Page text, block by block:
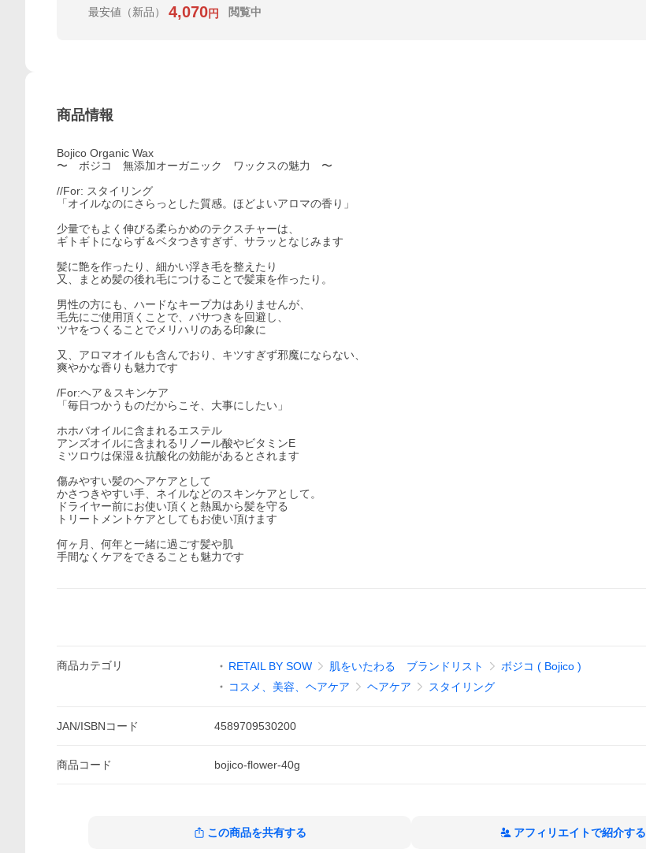
最安値 （新品） 4,070円 閲覧中
商品情報
Bojico Organic Wax
〜 ボジコ 無添加オーガニック ワックスの魅力 〜
//For: スタイリング
「オイルなのにさらっとした質感。ほどよいアロマの香り」
少量でもよく伸びる柔らかめのテクスチャーは、
ギトギトにならず＆ベタつきすぎず、サラッとなじみます
髪に艶を作ったり、細かい浮き毛を整えたり
又、まとめ髪の後れ毛につけることで髪束を作ったり。
男性の方にも、ハードなキープ力はありませんが、
毛先にご使用頂くことで、パサつきを回避し、
ツヤをつくることでメリハリのある印象に
又、アロマオイルも含んでおり、キツすぎず邪魔にならない、
爽やかな香りも魅力です
/For:ヘア＆スキンケア
「毎日つかうものだからこそ、大事にしたい」
ホホバオイルに含まれるエステル
アンズオイルに含まれるリノール酸やビタミンE
ミツロウは保湿＆抗酸化の効能があるとされます
傷みやすい髪のヘアケアとして
かさつきやすい手、ネイルなどのスキンケアとして。
ドライヤー前にお使い頂くと熱風から髪を守る
トリートメントケアとしてもお使い頂けます
何ヶ月、何年と一緒に過ごす髪や肌
手間なくケアをできることも魅力です
商品カテゴリ RETAIL BY SOW 肌をいたわる ブランドリスト
ボジコ ( Bojico )
コスメ、美容、ヘアケア
ヘアケア スタイリング
JAN/ISBNコード 4589709530200
商品コード bojico-flower-40g
この商品を共有する アフィリエイトで紹介する